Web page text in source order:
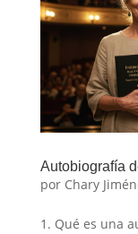
Autobiografía
por Chary
1. Qué es una